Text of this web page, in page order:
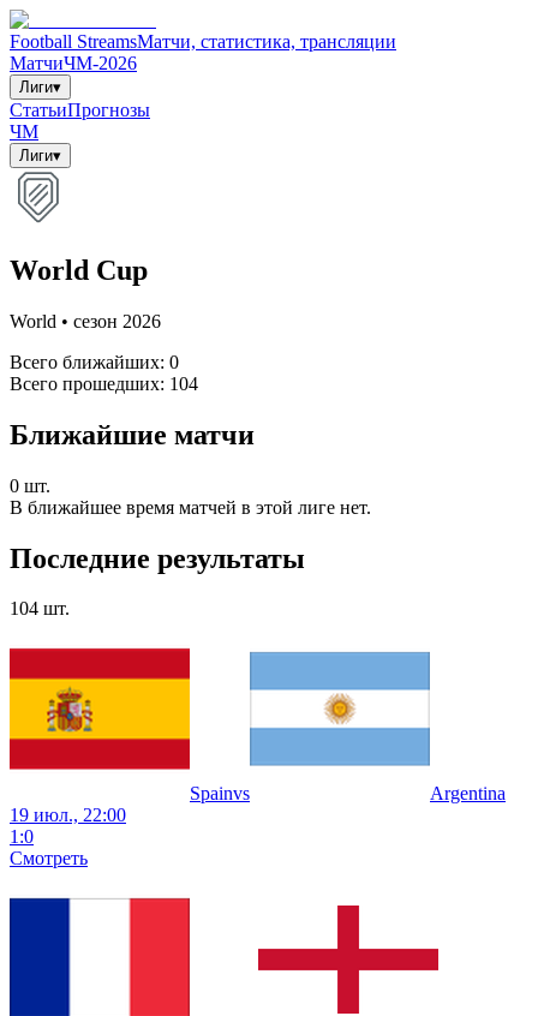
Football StreamsМатчи, статистика, трансляции
МатчиЧМ-2026
Лиги▾
СтатьиПрогнозы
ЧМ
Лиги▾
World Cup
World • сезон 2026
Всего ближайших: 0
Всего прошедших: 104
Ближайшие матчи
0 шт.
В ближайшее время матчей в этой лиге нет.
Последние результаты
104 шт.
Spainvs
Argentina
19 июл., 22:00
1:0
Смотреть